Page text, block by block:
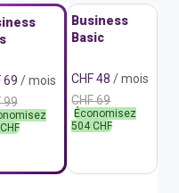
69 / mois
99
Business
Basic
CHF 48/ mois
CHF 69
Économisez
504 CHF